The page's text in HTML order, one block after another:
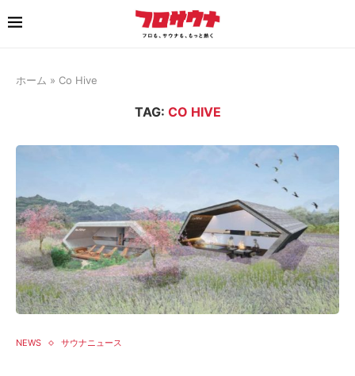
ホーム » Co Hive
TAG: CO HIVE
NEWS サウナニュース